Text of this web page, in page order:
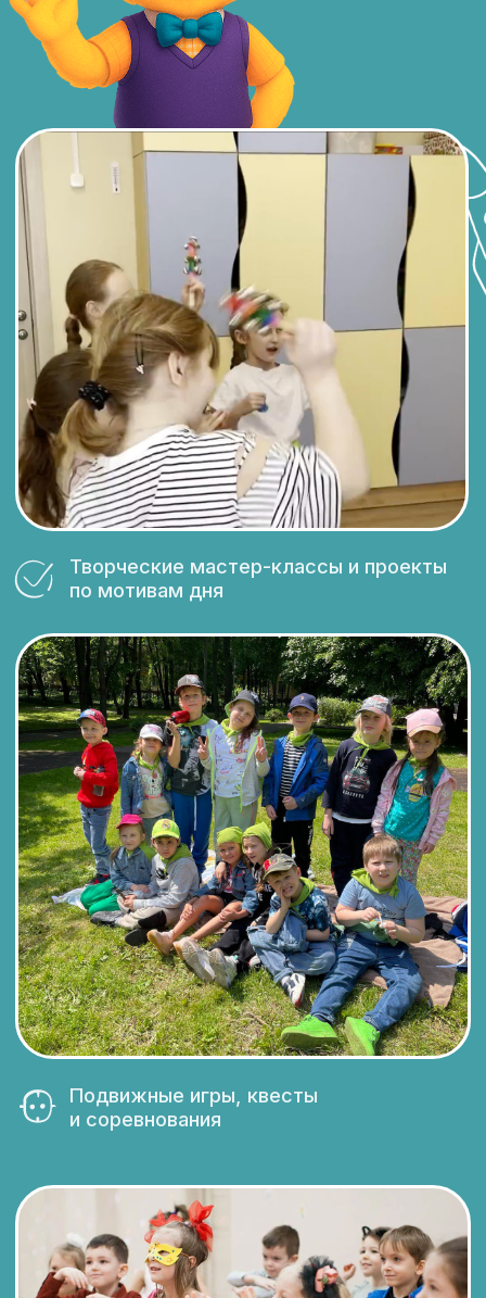
Без скрытых доплат! Все
активности и развлечения
входят в стоимость
программы
(питание
оплачивается
отдельно)
Посмотрите, как
насыщен день
вашего ребенка